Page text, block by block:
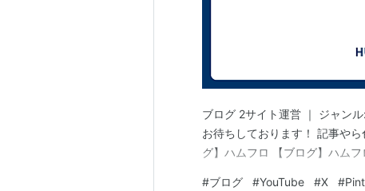
https://chrome.google.com/
?hl=ja&hc=search&hcp=main
Hitwiseの調査結果でも女性ユー
にアクセスしたビジターの58%が女
ブログ 2サイト運営 ｜ ジャン
お待ちしております！ 記事や
グ】ハムフロ 【ブログ】ハム
#ブログ #YouTube #X #